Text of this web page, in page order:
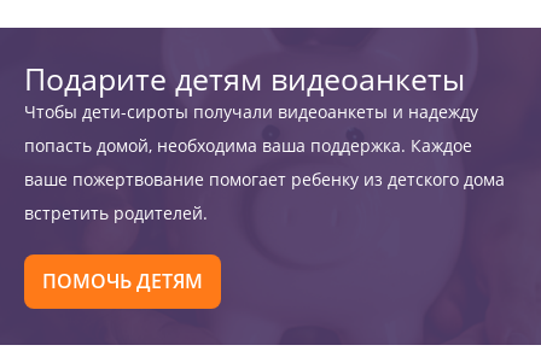
Подарите детям видеоанкеты
Чтобы дети-сироты получали видеоанкеты и надежду
попасть домой, необходима ваша поддержка. Каждое
ваше пожертвование помогает ребенку из детского дома
встретить родителей.
ПОМОЧЬ ДЕТЯМ